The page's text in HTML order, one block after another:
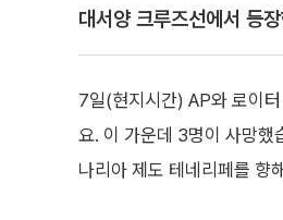
대서양 크루즈선에서 등
7일(현지시간) AP와 로이
요. 이 가운데 3명이 사망했
나리아 제도 테네리페를 향